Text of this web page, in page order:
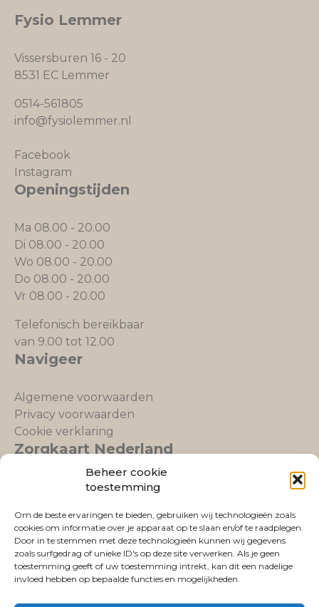
Beheer cookie
toestemming
Om de beste ervaringen te bieden, gebruiken wij technologieën zoals
cookies om informatie over je apparaat op te slaan en/of te raadplegen.
Door in te stemmen met deze technologieën kunnen wij gegevens
zoals surfgedrag of unieke ID's op deze site verwerken. Als je geen
toestemming geeft of uw toestemming intrekt, kan dit een nadelige
invloed hebben op bepaalde functies en mogelijkheden.
Fysio Lemmer
Vissersburen 16 - 20
8531 EC Lemmer
0514-561805
info@fysiolemmer.nl
Facebook
Instagram
Openingstijden
Ma 08.00 - 20.00
Di 08.00 - 20.00
Wo 08.00 - 20.00
Do 08.00 - 20.00
Vr 08.00 - 20.00
Telefonisch bereikbaar
van 9.00 tot 12.00
Navigeer
Algemene voorwaarden
Privacy voorwaarden
Cookie verklaring
Zorgkaart Nederland
Fysio Lemmeris gewaardeerd op
ZorgkaartNederland.
Bekijk alle waarderingenofplaats een waardering